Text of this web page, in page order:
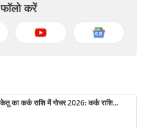
करें
केतु का कर्क राशि में गोचर 2026: कर्क राशि...